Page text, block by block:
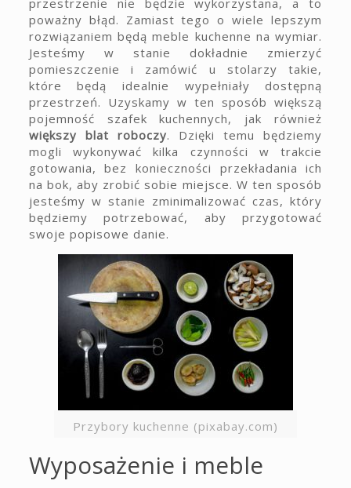
przestrzenie nie będzie wykorzystana, a to
poważny błąd. Zamiast tego o wiele lepszym
rozwiązaniem będą meble kuchenne na wymiar.
Jesteśmy w stanie dokładnie zmierzyć
pomieszczenie i zamówić u stolarzy takie,
które będą idealnie wypełniały dostępną
przestrzeń. Uzyskamy w ten sposób większą
pojemność szafek kuchennych, jak również
większy blat roboczy. Dzięki temu będziemy
mogli wykonywać kilka czynności w trakcie
gotowania, bez konieczności przekładania ich
na bok, aby zrobić sobie miejsce. W ten sposób
jesteśmy w stanie zminimalizować czas, który
będziemy potrzebować, aby przygotować
swoje popisowe danie.
Przybory kuchenne (pixabay.com)
Wyposażenie i meble